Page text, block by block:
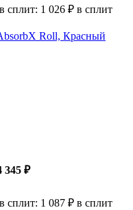
сплит: 1 026 ₽ в сплит
Roll, Красный
345 ₽
сплит: 1 087 ₽ в сплит